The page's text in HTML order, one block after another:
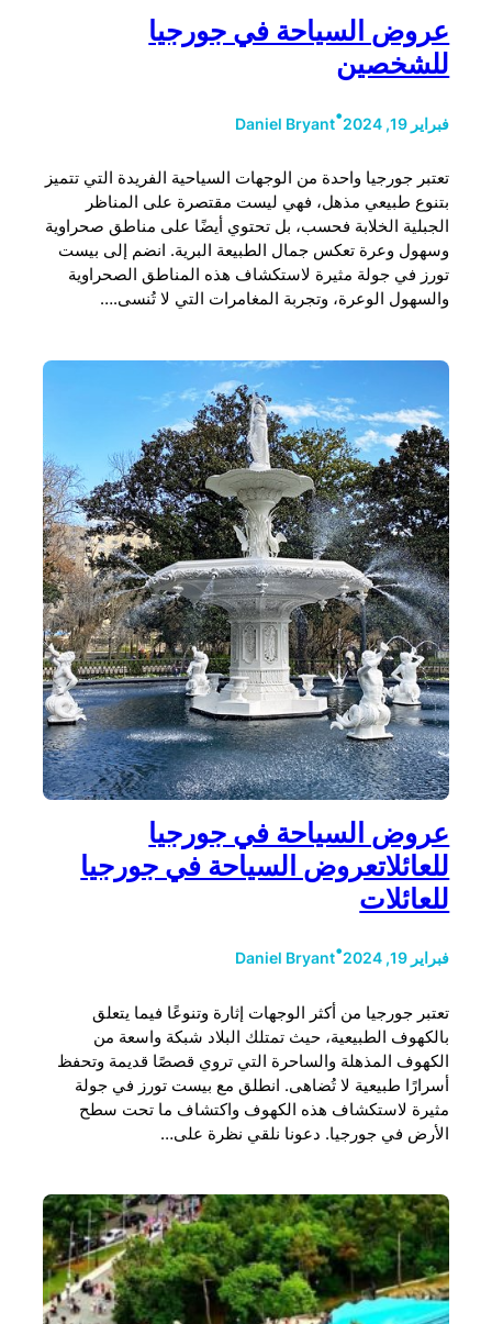
عروض السياحة في جورجيا
للشخصين
فبراير 19, 2024 •
Daniel Bryant
تعتبر جورجيا واحدة من الوجهات السياحية الفريدة التي تتميز
بتنوع طبيعي مذهل، فهي ليست مقتصرة على المناظر
الجبلية الخلابة فحسب، بل تحتوي أيضًا على مناطق صحراوية
وسهول وعرة تعكس جمال الطبيعة البرية. انضم إلى بيست
تورز في جولة مثيرة لاستكشاف هذه المناطق الصحراوية
والسهول الوعرة، وتجربة المغامرات التي لا تُنسى.…
عروض السياحة في جورجيا
للعائلاتعروض السياحة في جورجيا
للعائلات
فبراير 19, 2024 •
Daniel Bryant
تعتبر جورجيا من أكثر الوجهات إثارة وتنوعًا فيما يتعلق
بالكهوف الطبيعية، حيث تمتلك البلاد شبكة واسعة من
الكهوف المذهلة والساحرة التي تروي قصصًا قديمة وتحفظ
أسرارًا طبيعية لا تُضاهى. انطلق مع بيست تورز في جولة
مثيرة لاستكشاف هذه الكهوف واكتشاف ما تحت سطح
الأرض في جورجيا. دعونا نلقي نظرة على…